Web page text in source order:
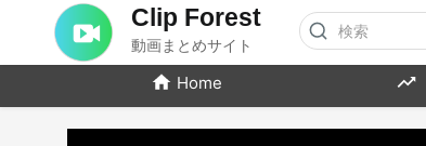
Clip Forest
動画まとめサイト
Home